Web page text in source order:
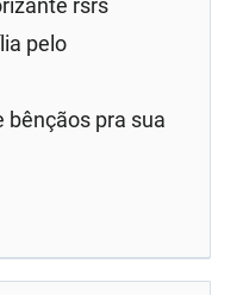
rsrs
pelo
bênçãos pra sua